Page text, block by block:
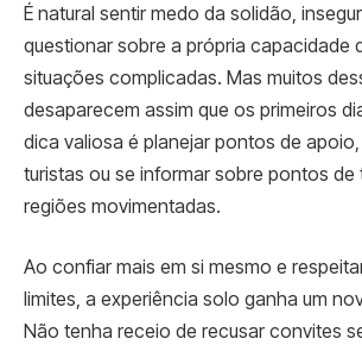
É natural sentir medo da solidão,
questionar sobre a própria capacidade
situações complicadas. Mas muitos
desaparecem assim que os primeiros
dica valiosa é planejar pontos de
turistas ou se informar sobre pontos de
regiões movimentadas.
Ao confiar mais em si mesmo e
limites, a experiência solo ganha um
Não tenha receio de recusar convites